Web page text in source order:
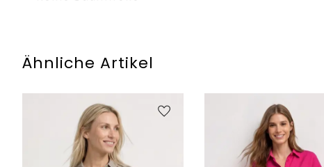
Ähnliche Artikel